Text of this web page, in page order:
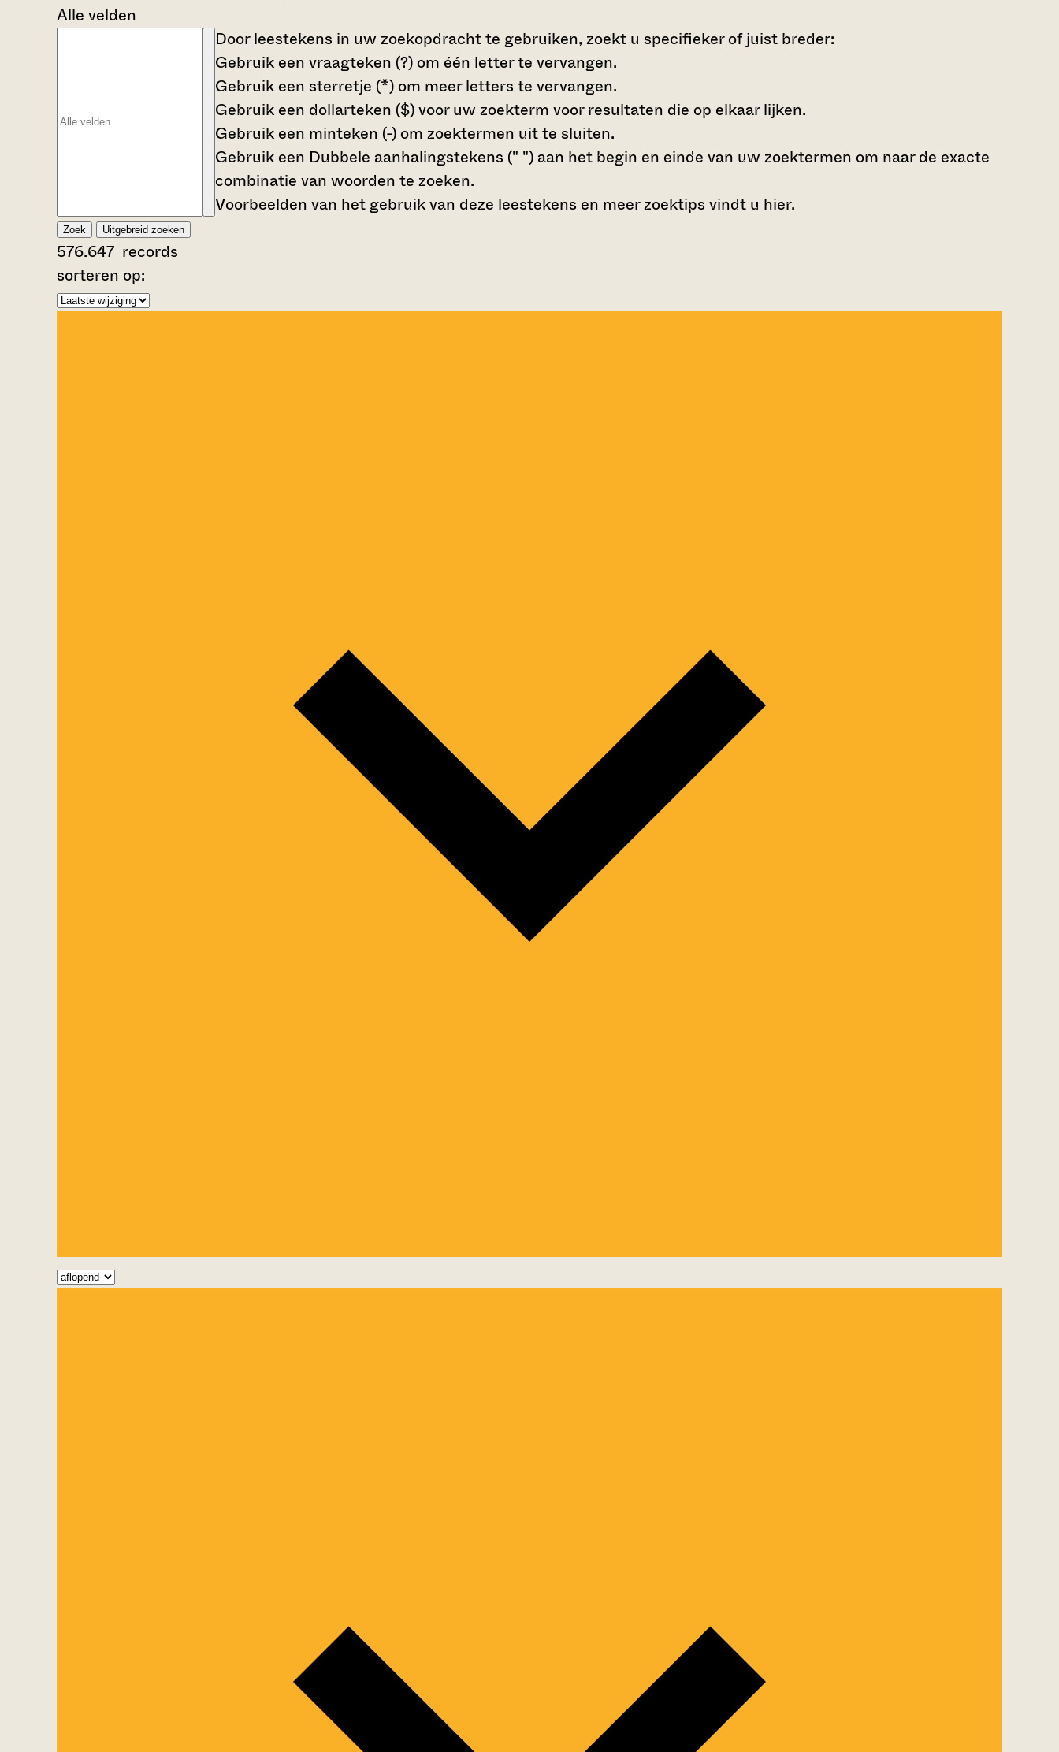
Alle velden
Door leestekens in uw zoekopdracht te gebruiken, zoekt u specifieker of juist breder:
Gebruik een vraagteken (?) om één letter te vervangen.
Gebruik een sterretje (*) om meer letters te vervangen.
Gebruik een dollarteken ($)voor uw zoekterm voor resultaten die op elkaar lijken.
Gebruik een minteken (-) om zoektermen uit te sluiten.
Gebruik een Dubbele aanhalingstekens (" ") aan het begin en einde van uw zoektermen om naar de exacte
combinatie van woorden te zoeken.
Voorbeelden van het gebruik van deze leestekens en meer zoektips vindt u hier.
Zoek Uitgebreid zoeken
576.647 records
sorteren op: